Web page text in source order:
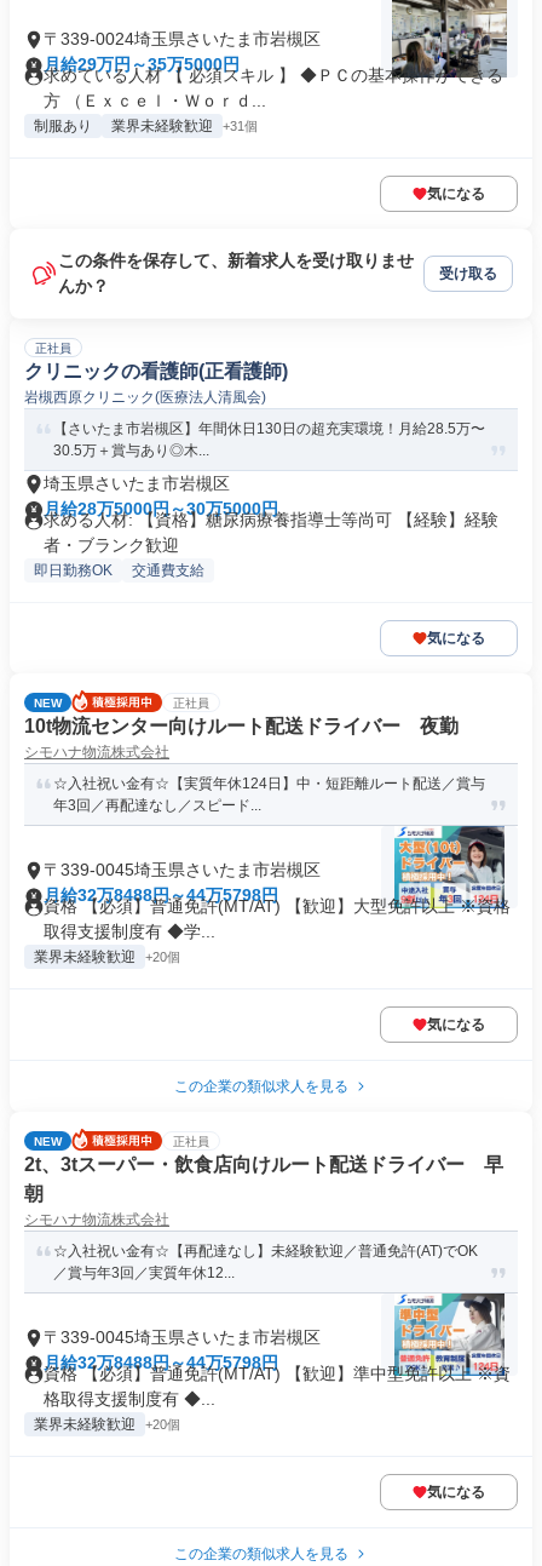
〒339-0024埼玉県さいたま市岩槻区
月給29万円～35万5000円
求めている人材 【 必須スキル 】 ◆ＰＣの基本操作ができる
方 （Ｅｘｃｅｌ・Ｗｏｒｄ...
制服あり 業界未経験歓迎 +31個
気になる
この条件を保存して、新着求人を受け取りませ
んか？
受け取る
正社員
クリニックの看護師(正看護師)
岩槻西原クリニック(医療法人清風会)
【さいたま市岩槻区】年間休日130日の超充実環境！月給28.5万〜
30.5万＋賞与あり◎木...
埼玉県さいたま市岩槻区
月給28万5000円～30万5000円
求める人材: 【資格】糖尿病療養指導士等尚可 【経験】経験
者・ブランク歓迎
即日勤務OK 交通費支給
気になる
NEW 正社員
10t物流センター向けルート配送ドライバー 夜勤
シモハナ物流株式会社
☆入社祝い金有☆【実質年休124日】中・短距離ルート配送／賞与
年3回／再配達なし／スピード...
〒339-0045埼玉県さいたま市岩槻区
月給32万8488円～44万5798円
資格 【必須】普通免許(MT/AT) 【歓迎】大型免許以上 ※資格
取得支援制度有 ◆学...
業界未経験歓迎 +20個
気になる
この企業の類似求人を見る
NEW 正社員
2t、3tスーパー・飲食店向けルート配送ドライバー 早
朝
シモハナ物流株式会社
☆入社祝い金有☆【再配達なし】未経験歓迎／普通免許(AT)でOK
／賞与年3回／実質年休12...
〒339-0045埼玉県さいたま市岩槻区
月給32万8488円～44万5798円
資格 【必須】普通免許(MT/AT) 【歓迎】準中型免許以上 ※資
格取得支援制度有 ◆...
業界未経験歓迎 +20個
気になる
この企業の類似求人を見る